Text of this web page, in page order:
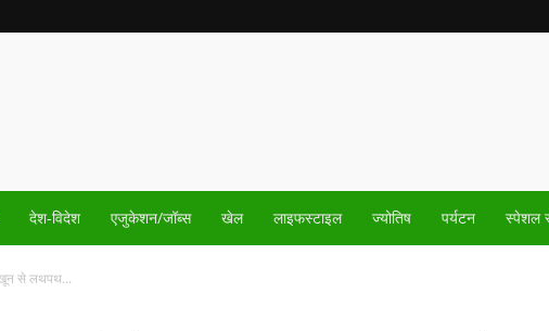
देश-विदेश एजुकेशन/जॉब्स खेल लाइफस्टाइल ज्योतिष पर्यटन स्पेशल
खून से लथपथ...